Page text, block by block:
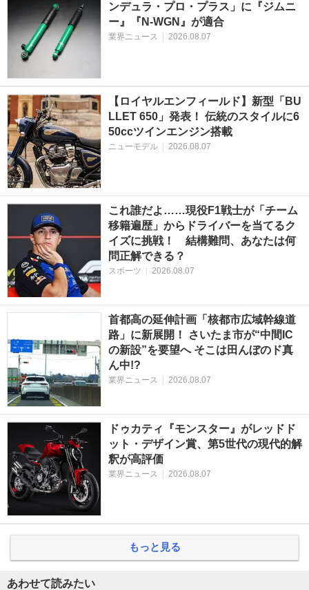
ンデュラ・プロ・プラス」に『ジムニ
ー』『N-WGN』が適合
業界ニュース 2026.08.07
【ロイヤルエンフィールド】新型「BU
LLET 650」発表！ 伝統のスタイルに6
50ccツインエンジン搭載
ニューモデル 2026.08.07
これ誰だよ……現役F1戦士が「チーム
移籍遍歴」からドライバーを当てるク
イズに挑戦！ 結構難問、あなたは何
問正解できる？
スポーツ 2026.08.07
首都高の延伸計画「核都市広域幹線道
路」に新展開！ さいたま市が“中間IC
の新設”を要望へ そこは田んぼのド真
ん中!?
業界ニュース 2026.08.07
ドゥカティ『モンスター』がレッドド
ット・デザイン賞、第5世代の現代的解
釈が高評価
業界ニュース 2026.08.07
もっと見る
あわせて読みたい